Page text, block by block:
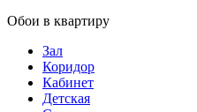
Обои в квартиру
Зал
Коридор
Кабинет
Детская